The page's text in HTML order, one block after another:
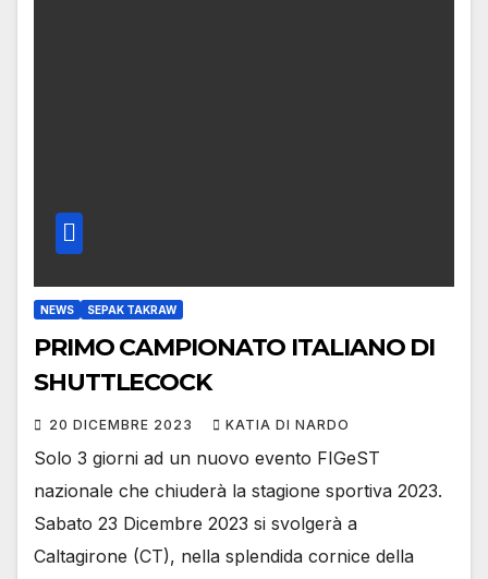
NEWS SEPAK TAKRAW
PRIMO CAMPIONATO ITALIANO DI
SHUTTLECOCK
20 DICEMBRE 2023 KATIA DI NARDO
Solo 3 giorni ad un nuovo evento FIGeST
nazionale che chiuderà la stagione sportiva 2023.
Sabato 23 Dicembre 2023 si svolgerà a
Caltagirone (CT), nella splendida cornice della